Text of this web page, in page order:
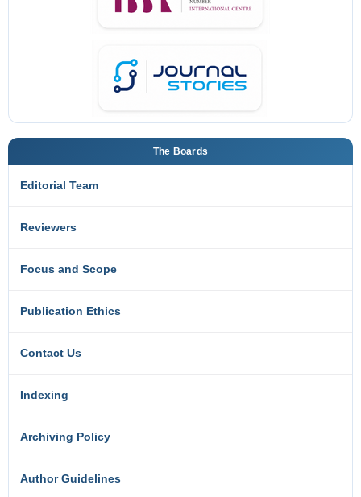
The Boards
Editorial Team
Reviewers
Focus and Scope
Publication Ethics
Contact Us
Indexing
Archiving Policy
Author Guidelines